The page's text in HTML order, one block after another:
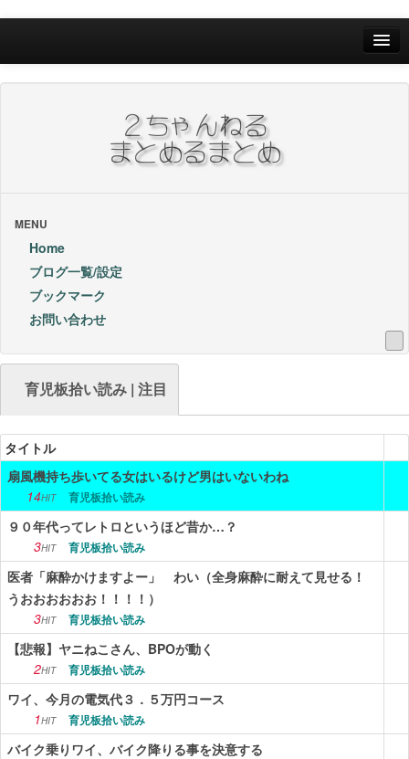
Home
ブックマーク
24Hランキング
昨日のランキング
1週間内ランキング
1ヶ月内ランキング
ニュース
エンタメ
スポーツ
漫画・アニメ
ゲーム
Vtuber
趣味
生活
アダルト
MENU
Home
ブログ一覧/設定
ブックマーク
お問い合わせ
育児板拾い読み | 注目
タイトル
扇風機持ち歩いてる女はいるけど男はいないわね
14HIT 育児板拾い読み
９０年代ってレトロというほど昔か…？
3HIT 育児板拾い読み
医者「麻酔かけますよー」 わい（全身麻酔に耐えて見せる！
うおおおおおお！！！！）
3HIT 育児板拾い読み
【悲報】ヤニねこさん、BPOが動く
2HIT 育児板拾い読み
ワイ、今月の電気代３．５万円コース
1HIT 育児板拾い読み
バイク乗りワイ、バイク降りる事を決意する